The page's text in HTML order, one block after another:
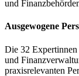
und
Ausgewogene
Die 32 Expertinnen
und
praxisrelevanten